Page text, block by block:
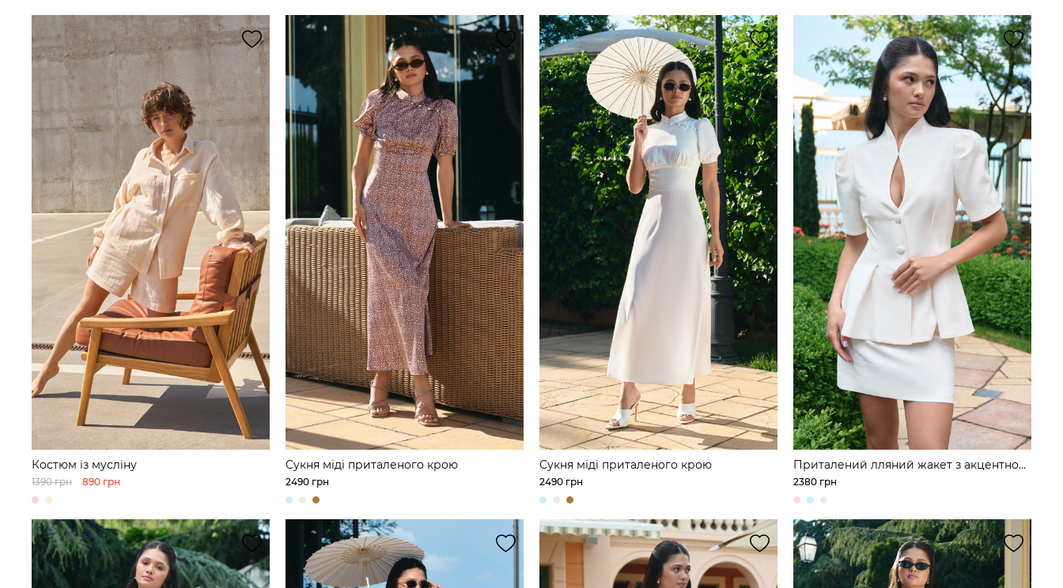
Костюм із мусліну
1390 грн 890 грн
Сукня міді приталеного крою
2490 грн
Сукня міді приталеного крою
2490 грн
Приталений лляний жакет з акцентною
талією
2380 грн